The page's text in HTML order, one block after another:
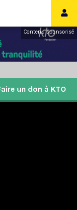
Contenu sponsorisé
un don à KTO